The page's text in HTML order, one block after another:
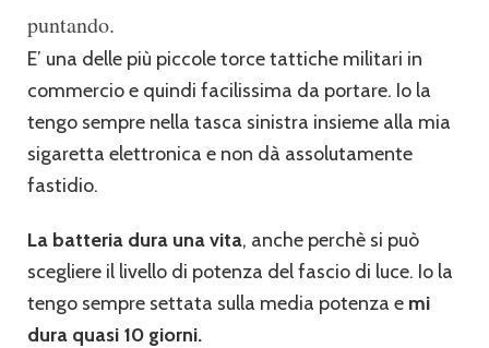
puntando.
E’ una delle più piccole torce tattiche militari in
commercio e quindi facilissima da portare. Io la
tengo sempre nella tasca sinistra insieme alla mia
sigaretta elettronica e non dà assolutamente
fastidio.
La batteria dura una vita, anche perchè si può
scegliere il livello di potenza del fascio di luce. Io la
tengo sempre settata sulla media potenza e mi
dura quasi 10 giorni.